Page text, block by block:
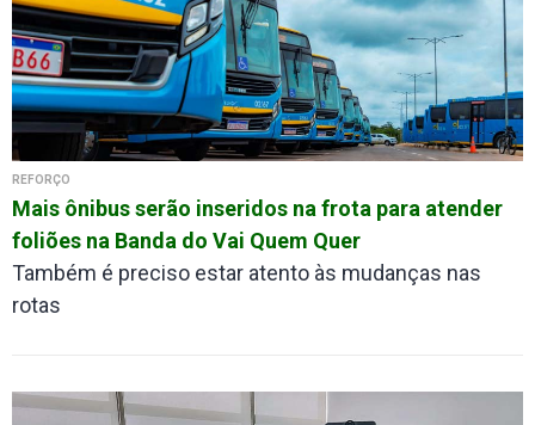
REFORÇO
Mais ônibus serão inseridos na frota para atender
foliões na Banda do Vai Quem Quer
Também é preciso estar atento às mudanças nas
rotas